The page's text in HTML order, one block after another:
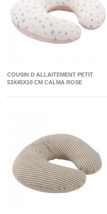
COUSIN D ALLAITEMENT PETIT
53X45X10 CM CALMA ROSE